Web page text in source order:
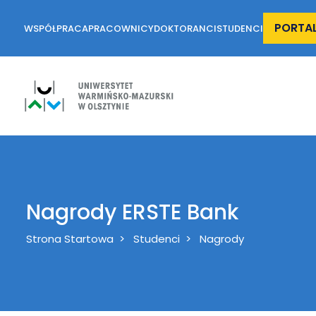
WSPÓŁPRACAPRACOWNICYDOKTORANCISTUDENCI
Nagrody ERSTE Bank
Breadcrumb
Strona Startowa Studenci Nagrody